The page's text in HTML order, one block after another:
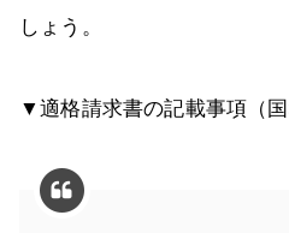
しょう。
▼適格請求書の記載事項（国